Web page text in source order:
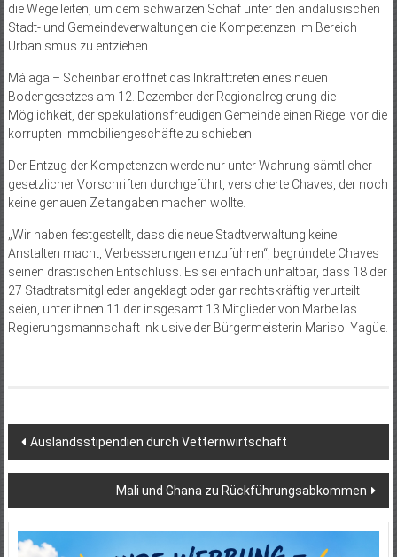
die Wege leiten, um dem schwarzen Schaf unter den andalusischen
Stadt- und Gemeindeverwaltungen die Kompetenzen im Bereich
Urbanismus zu entziehen.
Málaga – Scheinbar eröffnet das Inkrafttreten eines neuen
Bodengesetzes am 12. Dezember der Regionalregierung die
Möglichkeit, der spekulationsfreudigen Gemeinde einen Riegel vor die
korrupten Immobiliengeschäfte zu schieben.
Der Entzug der Kompetenzen werde nur unter Wahrung sämtlicher
gesetzlicher Vorschriften durchgeführt, versicherte Chaves, der noch
keine genauen Zeitangaben machen wollte.
„Wir haben festgestellt, dass die neue Stadtverwaltung keine
Anstalten macht, Verbesserungen einzuführen“, begründete Chaves
seinen drastischen Entschluss. Es sei einfach unhaltbar, dass 18 der
27 Stadtratsmitglieder angeklagt oder gar rechtskräftig verurteilt
seien, unter ihnen 11 der insgesamt 13 Mitglieder von Marbellas
Regierungsmannschaft inklusive der Bürgermeisterin Marisol Yagüe.
Beitragsnavigation
Auslandsstipendien durch Vetternwirtschaft
Mali und Ghana zu Rückführungsabkommen